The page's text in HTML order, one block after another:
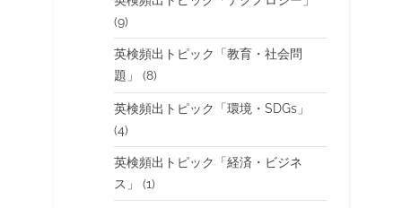
(9)
英検頻出トピック「教育・社会問
題」
(8)
英検頻出トピック「環境・SDGs」
(4)
英検頻出トピック「経済・ビジネ
ス」
(1)